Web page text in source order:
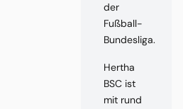
der
Fußball-
Bundesliga.
Hertha
BSC ist
mit rund